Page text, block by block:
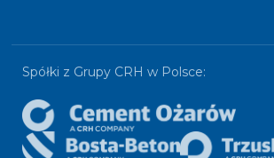
Spółki z Grupy CRH w Polsce: